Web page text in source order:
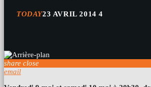
TODAY23 AVRIL 2014 4
share close
email